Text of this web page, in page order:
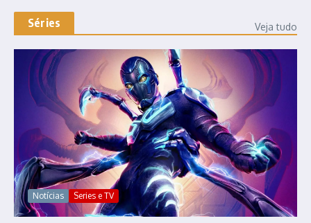
Séries Veja tudo
Notícias Series e TV